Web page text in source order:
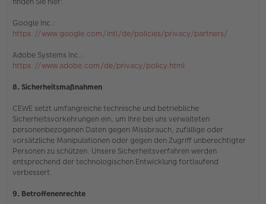
Google Inc.:
https://www.google.com/intl/de/policies/privacy/partners/
Adobe Systems Inc.:
https://www.adobe.com/de/privacy/policy.html
8. Sicherheitsmaßnahmen
CEWE setzt umfangreiche technische und betriebliche
Sicherheitsvorkehrungen ein, um Ihre bei uns verwalteten
personenbezogenen Daten gegen Missbrauch, zufällige oder
vorsätzliche Manipulationen oder gegen den Zugriff unberechtigter
Personen zu schützen. Unsere Sicherheitsverfahren werden
entsprechend der technologischen Entwicklung fortlaufend
verbessert.
9. Betroffenenrechte